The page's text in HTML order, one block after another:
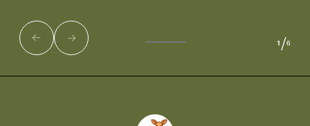
1 /6